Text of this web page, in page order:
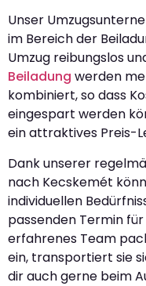
Unser
im Bereich der
Umzug reibungslos
Beiladung werden
kombiniert, so dass
eingespart werden
ein attraktives Preis-
Dank unserer
nach Kecskemét
individuellen
passenden Termin
erfahrenes Team
ein, transportiert sie
dir auch gerne beim